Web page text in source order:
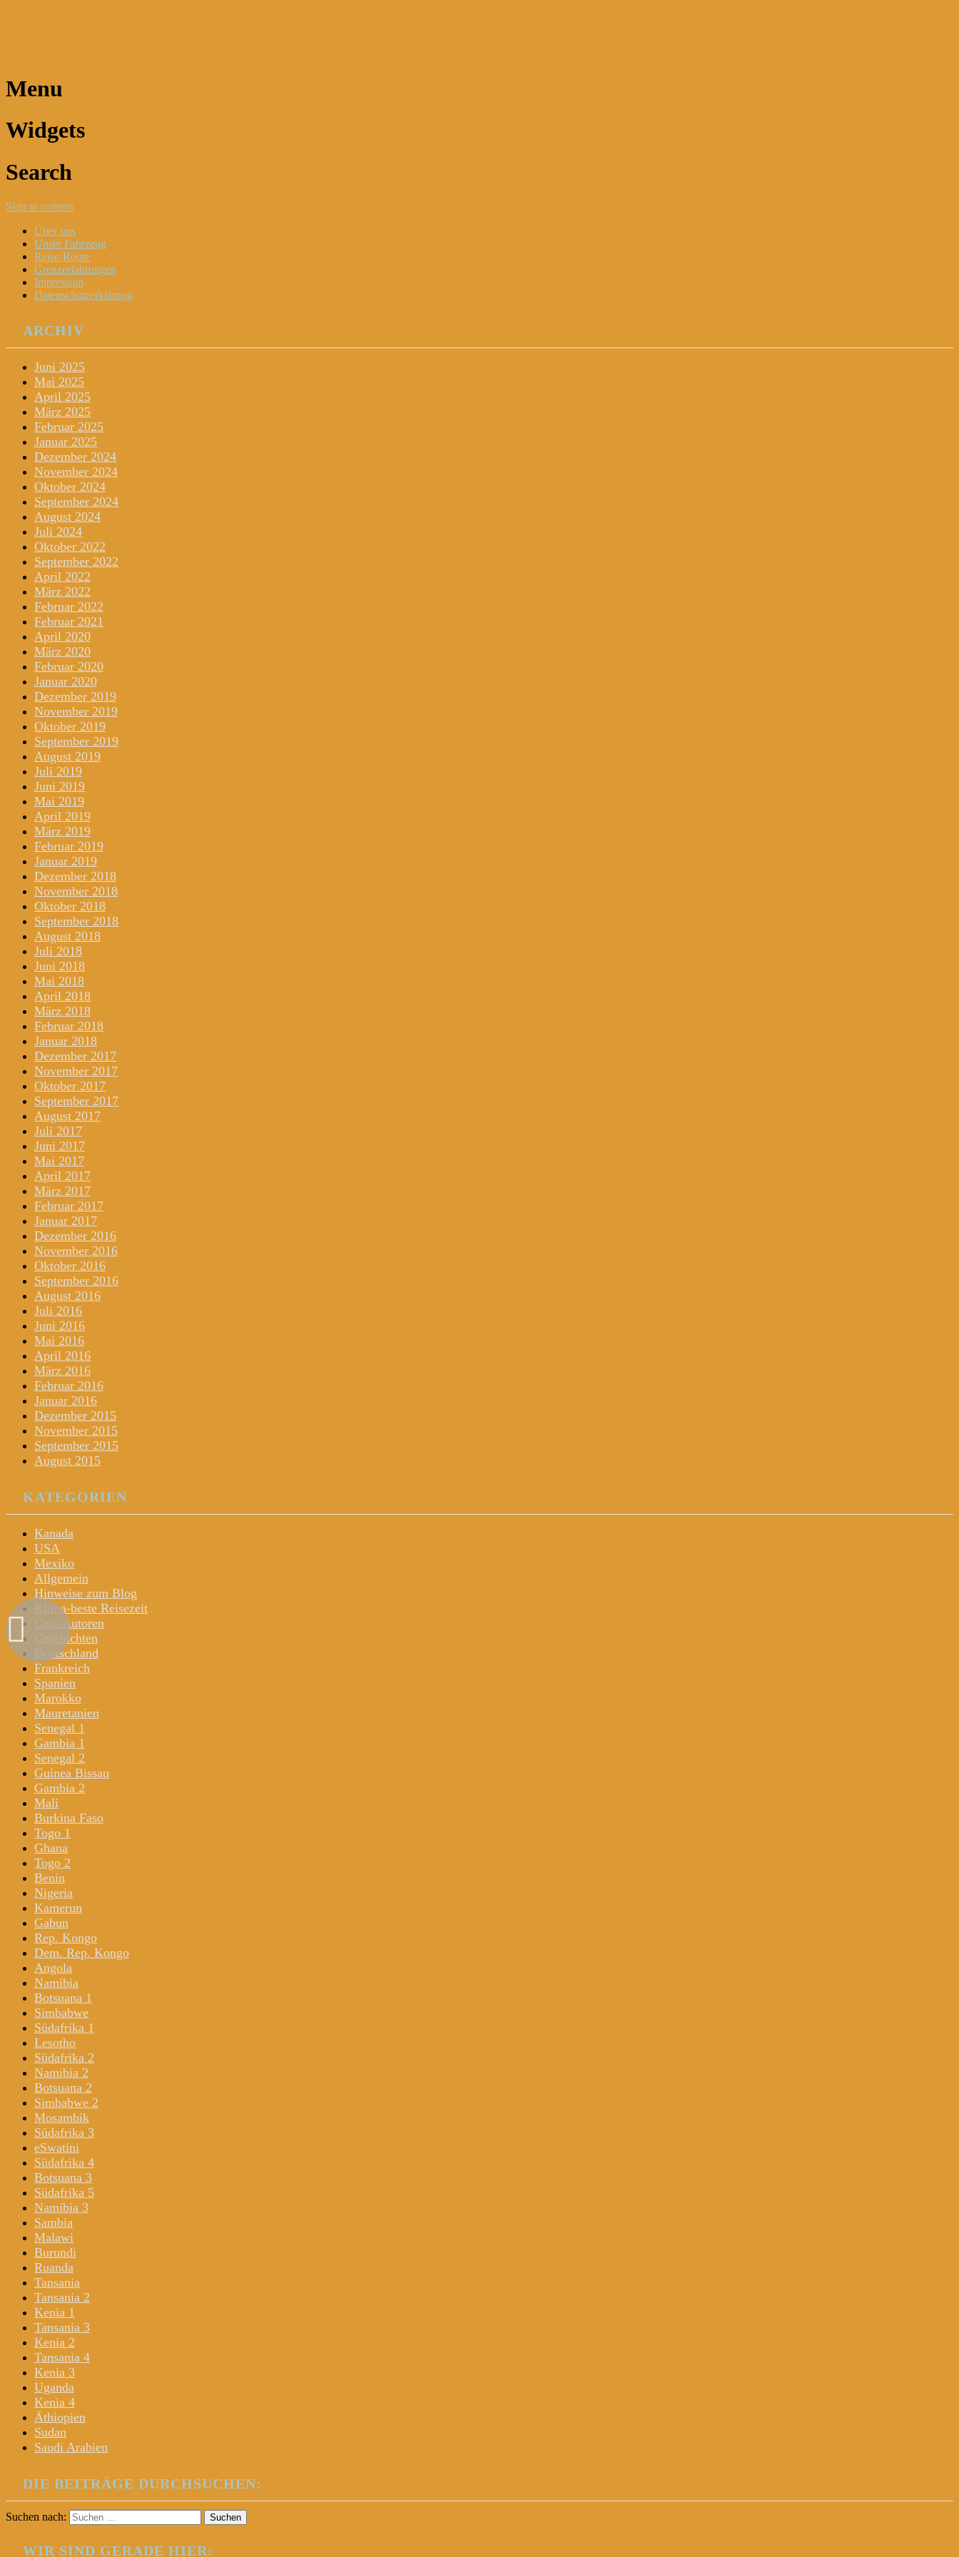
Menu
Widgets
Search
Skip to content
Über uns
Unser Fahrzeug
Reise-Route
Grenzerfahrungen
Impressum
Datenschutzerklärung
ARCHIV
Juni 2025
Mai 2025
April 2025
März 2025
Februar 2025
Januar 2025
Dezember 2024
November 2024
Oktober 2024
September 2024
August 2024
Juli 2024
Oktober 2022
September 2022
April 2022
März 2022
Februar 2022
Februar 2021
April 2020
März 2020
Februar 2020
Januar 2020
Dezember 2019
November 2019
Oktober 2019
September 2019
August 2019
Juli 2019
Juni 2019
Mai 2019
April 2019
März 2019
Februar 2019
Januar 2019
Dezember 2018
November 2018
Oktober 2018
September 2018
August 2018
Juli 2018
Juni 2018
Mai 2018
April 2018
März 2018
Februar 2018
Januar 2018
Dezember 2017
November 2017
Oktober 2017
September 2017
August 2017
Juli 2017
Juni 2017
Mai 2017
April 2017
März 2017
Februar 2017
Januar 2017
Dezember 2016
November 2016
Oktober 2016
September 2016
August 2016
Juli 2016
Juni 2016
Mai 2016
April 2016
März 2016
Februar 2016
Januar 2016
Dezember 2015
November 2015
September 2015
August 2015
KATEGORIEN
Kanada
USA
Mexiko
Allgemein
Hinweise zum Blog
Klima-beste Reisezeit
Gast-Autoren
Geschichten
Deutschland
Frankreich
Spanien
Marokko
Mauretanien
Senegal 1
Gambia 1
Senegal 2
Guinea Bissau
Gambia 2
Mali
Burkina Faso
Togo 1
Ghana
Togo 2
Benin
Nigeria
Kamerun
Gabun
Rep. Kongo
Dem. Rep. Kongo
Angola
Namibia
Botsuana 1
Simbabwe
Südafrika 1
Lesotho
Südafrika 2
Namibia 2
Botsuana 2
Simbabwe 2
Mosambik
Südafrika 3
eSwatini
Südafrika 4
Botsuana 3
Südafrika 5
Namibia 3
Sambia
Malawi
Burundi
Ruanda
Tansania
Tansania 2
Kenia 1
Tansania 3
Kenia 2
Tansania 4
Kenia 3
Uganda
Kenia 4
Äthiopien
Sudan
Saudi Arabien
DIE BEITRÄGE DURCHSUCHEN:
Suchen nach:
WIR SIND GERADE HIER: